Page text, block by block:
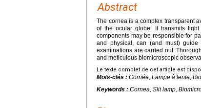
Abstract
The cornea is a complex transparent
of the ocular globe. It transmits
components may be responsible for
and physical, can (and must) guide
examinations are carried out.
and meticulous biomicroscopic
Le texte complet de cet article est
Mots-clés : Cornée, Lampe à fente,
Keywords : Cornea, Slit lamp,